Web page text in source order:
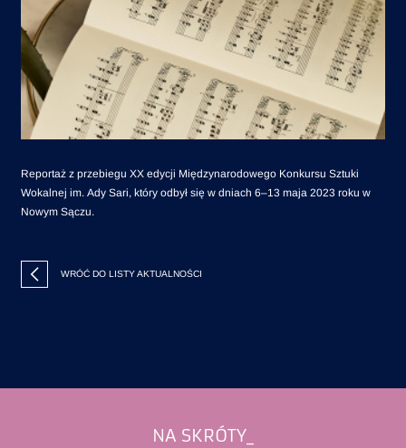
Reportaż z przebiegu XX edycji Międzynarodowego Konkursu Sztuki
Wokalnej im. Ady Sari, który odbył się w dniach 6–13 maja 2023 roku w
Nowym Sączu.
WRÓĆ DO LISTY AKTUALNOŚCI
NA SKRÓTY_